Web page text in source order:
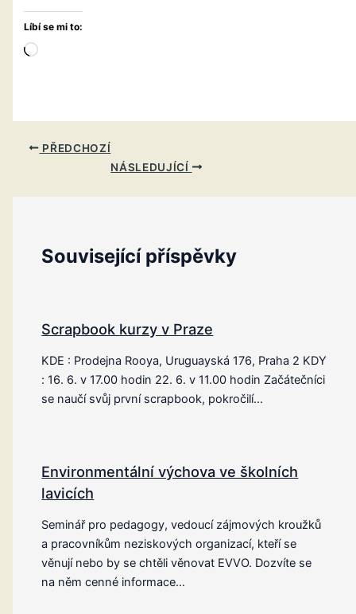
Líbí se mi to:
Načítání…
PŘEDCHOZÍ
NÁSLEDUJÍCÍ
Související příspěvky
Scrapbook kurzy v Praze
KDE : Prodejna Rooya, Uruguayská 176, Praha 2 KDY
: 16. 6. v 17.00 hodin 22. 6. v 11.00 hodin Začátečníci
se naučí svůj první scrapbook, pokročilí…
Environmentální výchova ve školních
lavicích
Seminář pro pedagogy, vedoucí zájmových kroužků
a pracovníkům neziskových organizací, kteří se
věnují nebo by se chtěli věnovat EVVO. Dozvíte se
na něm cenné informace…